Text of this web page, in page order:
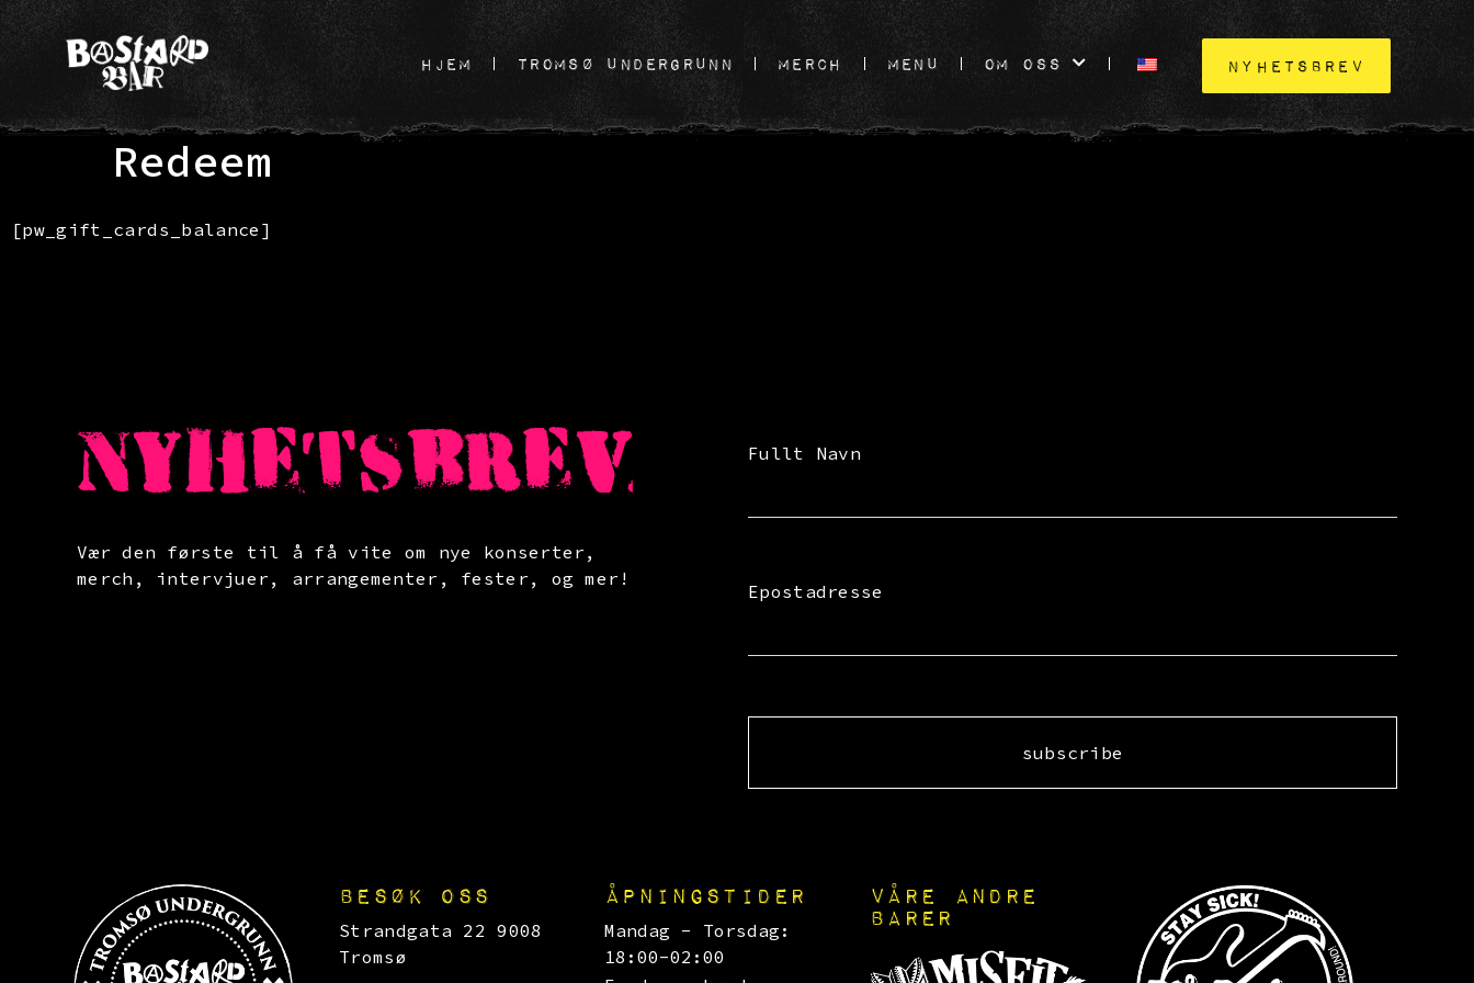
HJEM TROMSØ UNDERGRUNN MERCH MENU OM OSS NYHETSBREV
Redeem
[pw_gift_cards_balance]
NYHETSBREV
Vær den første til å få vite om nye konserter,
merch, intervjuer, arrangementer, fester, og mer!
Fullt Navn
Epostadresse
subscribe
BESØK OSS
Strandgata 22 9008
Tromsø
ÅPNINGSTIDER
Mandag - Torsdag:
18:00-02:00
VÅRE ANDRE
BARER